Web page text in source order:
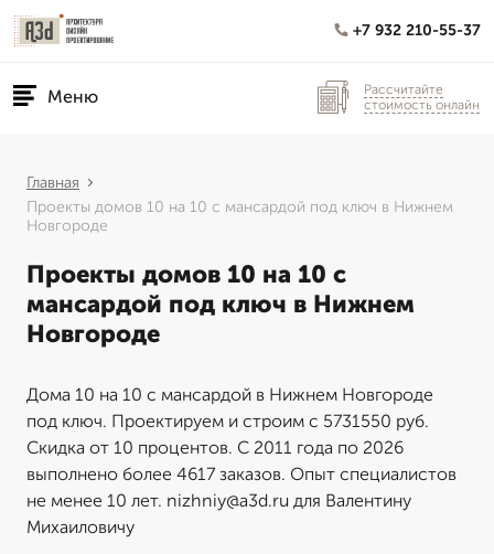
+7 932 210-55-37
Меню
Рассчитайте
стоимость онлайн
Главная
Проекты домов 10 на 10 с мансардой под ключ в Нижнем
Новгороде
Проекты домов 10 на 10 с
мансардой под ключ в Нижнем
Новгороде
Дома 10 на 10 с мансардой в Нижнем Новгороде
под ключ. Проектируем и строим с 5731550 руб.
Скидка от 10 процентов. С 2011 года по 2026
выполнено более 4617 заказов. Опыт специалистов
не менее 10 лет. nizhniy@a3d.ru для Валентину
Михаиловичу